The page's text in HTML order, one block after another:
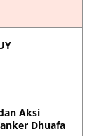
Aksi
Dhuafa